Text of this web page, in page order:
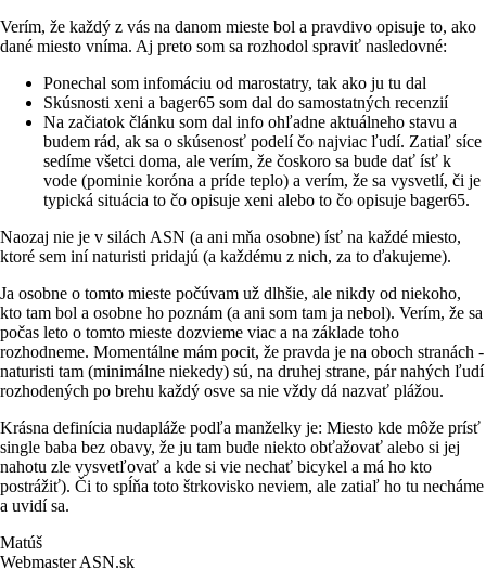
Verím, že každý z vás na danom mieste bol a pravdivo opisuje to, ako
dané miesto vníma. Aj preto som sa rozhodol spraviť nasledovné:
Ponechal som infomáciu od marostatry, tak ako ju tu dal
Skúsnosti xeni a bager65 som dal do samostatných recenzií
Na začiatok článku som dal info ohľadne aktuálneho stavu a
budem rád, ak sa o skúsenosť podelí čo najviac ľudí. Zatiaľ síce
sedíme všetci doma, ale verím, že čoskoro sa bude dať ísť k
vode (pominie koróna a príde teplo) a verím, že sa vysvetlí, či je
typická situácia to čo opisuje xeni alebo to čo opisuje bager65.
Naozaj nie je v silách ASN (a ani mňa osobne) ísť na každé miesto,
ktoré sem iní naturisti pridajú (a každému z nich, za to ďakujeme).
Ja osobne o tomto mieste počúvam už dlhšie, ale nikdy od niekoho,
kto tam bol a osobne ho poznám (a ani som tam ja nebol). Verím, že sa
počas leto o tomto mieste dozvieme viac a na základe toho
rozhodneme. Momentálne mám pocit, že pravda je na oboch stranách -
naturisti tam (minimálne niekedy) sú, na druhej strane, pár nahých ľudí
rozhodených po brehu každý osve sa nie vždy dá nazvať plážou.
Krásna definícia nudapláže podľa manželky je: Miesto kde môže prísť
single baba bez obavy, že ju tam bude niekto obťažovať alebo si jej
nahotu zle vysvetľovať a kde si vie nechať bicykel a má ho kto
postrážiť). Či to spĺňa toto štrkovisko neviem, ale zatiaľ ho tu necháme
a uvidí sa.
Matúš
Webmaster ASN.sk